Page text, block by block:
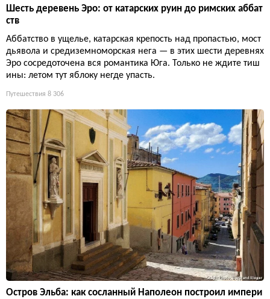
Шесть деревень Эро: от катарских руин до римских аббат
ств
Аббатство в ущелье, катарская крепость над пропастью, мост
дьявола и средиземноморская нега — в этих шести деревнях
Эро сосредоточена вся романтика Юга. Только не ждите тиш
ины: летом тут яблоку негде упасть.
Путешествия 8 306
Остров Эльба: как сосланный Наполеон построил импери